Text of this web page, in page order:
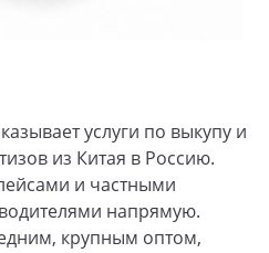
услуги по выкупу и
из Китая в Россию.
и частными
напрямую.
крупным оптом,